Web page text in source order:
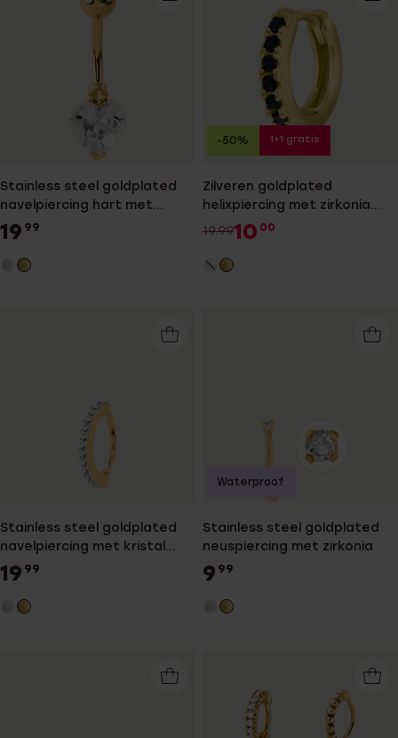
Stainless steel goldplated
navelpiercing hart met
kristal voor dames
19 99
Zilveren goldplated
helixpiercing met zirkonia
voor dames
19.9910 00
-50% 1+1 gratis
Stainless steel goldplated
navelpiercing met kristal
voor dames
19 99
Stainless steel goldplated
neuspiercing met zirkonia
9 99
Waterproof